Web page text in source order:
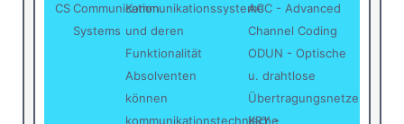
CSCommunication
Systems
Kommunikationssysteme
und deren
Funktionalität
Absolventen
können
kommunikationstechnische
ACC - Advanced
Channel Coding
ODUN - Optische
u. drahtlose
Übertragungsnetze
KRY -